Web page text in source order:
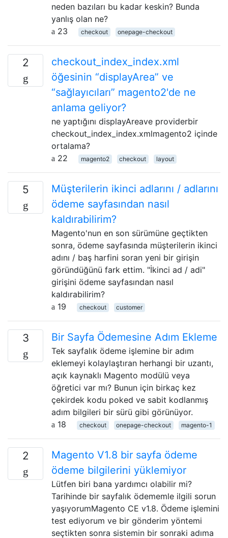
neden bazıları bu kadar keskin? Bunda
yanlış olan ne?
23
checkout onepage-checkout
2
checkout_index_index.xml
öğesinin “displayArea” ve
“sağlayıcıları” magento2'de ne
anlama geliyor?
ne yaptığını displayAreave providerbir
checkout_index_index.xmlmagento2 içinde
ortalama?
22
magento2 checkout layout
5
Müşterilerin ikinci adlarını / adlarını
ödeme sayfasından nasıl
kaldırabilirim?
Magento'nun en son sürümüne geçtikten
sonra, ödeme sayfasında müşterilerin ikinci
adını / baş harfini soran yeni bir girişin
göründüğünü fark ettim. "İkinci ad / adi"
girişini ödeme sayfasından nasıl
kaldırabilirim?
19
checkout customer
3 Bir Sayfa Ödemesine Adım Ekleme
Tek sayfalık ödeme işlemine bir adım
eklemeyi kolaylaştıran herhangi bir uzantı,
açık kaynaklı Magento modülü veya
öğretici var mı? Bunun için birkaç kez
çekirdek kodu poked ve sabit kodlanmış
adım bilgileri bir sürü gibi görünüyor.
18
checkout onepage-checkout magento-1
2
Magento V1.8 bir sayfa ödeme
ödeme bilgilerini yüklemiyor
Lütfen biri bana yardımcı olabilir mi?
Tarihinde bir sayfalık ödememle ilgili sorun
yaşıyorumMagento CE v1.8. Ödeme işlemini
test ediyorum ve bir gönderim yöntemi
seçtikten sonra sistemin bir sonraki adıma